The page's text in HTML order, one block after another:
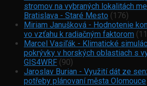
stromov na vybraných lokalitách
Bratislava - Staré Mesto (176)
Miriam Janušková - Hodnotenie
vo vzťahu k radiačným faktorom
Marcel Vasiľák - Klimatické
pokrývky v horských oblastiach s
GIS4WRF (90)
Jaroslav Burian - Využití dát ze
potřeby plánovaní města Olomouce